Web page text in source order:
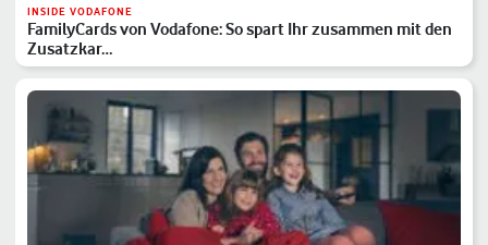
INSIDE VODAFONE
FamilyCards von Vodafone: So spart Ihr zusammen mit den
Zusatzkar…